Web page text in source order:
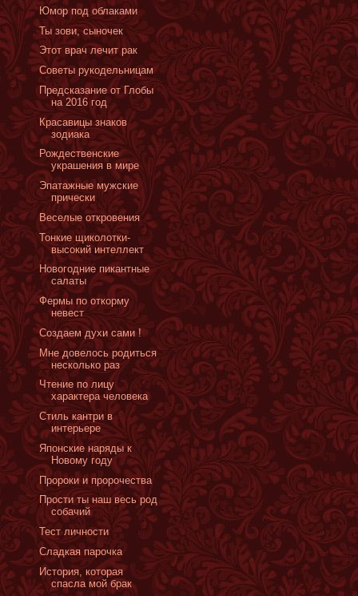
Юмор под облаками
Ты зови, сыночек
Этот врач лечит рак
Советы рукодельницам
Предсказание от Глобы
на 2016 год
Красавицы знаков
зодиака
Рождественские
украшения в мире
Эпатажные мужские
прически
Веселые откровения
Тонкие щиколотки-
высокий интеллект
Новогодние пикантные
салаты
Фермы по откорму
невест
Создаем духи сами !
Мне довелось родиться
несколько раз
Чтение по лицу
характера человека
Стиль кантри в
интерьере
Японские наряды к
Новому году
Пророки и пророчества
Прости ты наш весь род
собачий
Тест личности
Сладкая парочка
История, которая
спасла мой брак